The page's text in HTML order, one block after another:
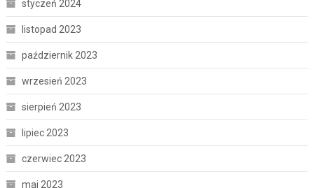
styczeń 2024
listopad 2023
październik 2023
wrzesień 2023
sierpień 2023
lipiec 2023
czerwiec 2023
maj 2023